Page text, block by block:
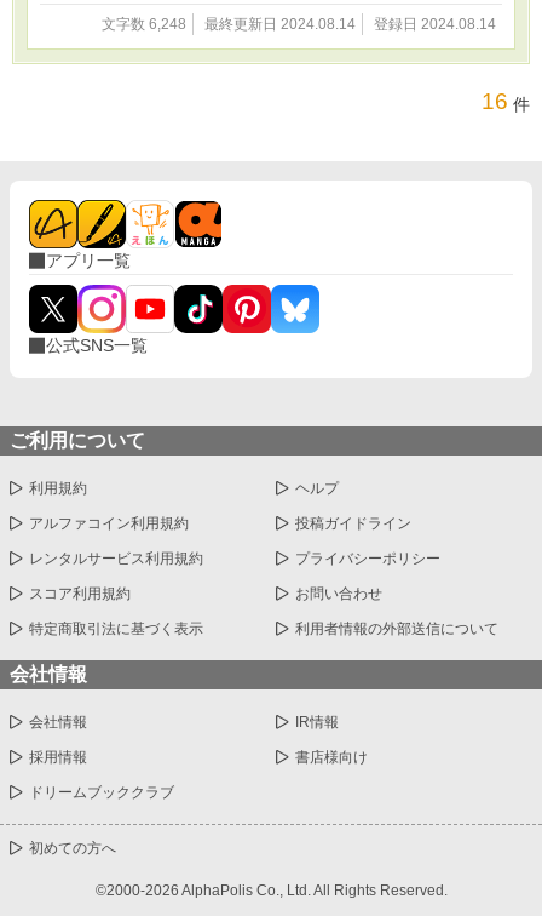
文字数 6,248 最終更新日 2024.08.14 登録日 2024.08.14
16 件
アプリ一覧
公式SNS一覧
ご利用について
利用規約 ヘルプ
アルファコイン利用規約 投稿ガイドライン
レンタルサービス利用規約 プライバシーポリシー
スコア利用規約 お問い合わせ
特定商取引法に基づく表示 利用者情報の外部送信について
会社情報
会社情報 IR情報
採用情報 書店様向け
ドリームブッククラブ
初めての方へ
©2000-2026 AlphaPolis Co., Ltd. All Rights Reserved.